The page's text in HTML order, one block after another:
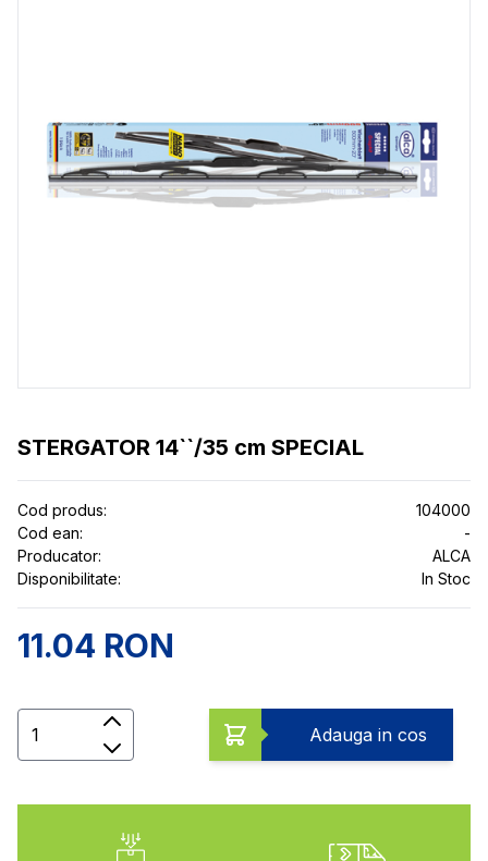
STERGATOR 14``/35 cm SPECIAL
Cod produs:
104000
Cod ean:
-
Producator:
ALCA
Disponibilitate:
In Stoc
11.04 RON
Adauga in cos